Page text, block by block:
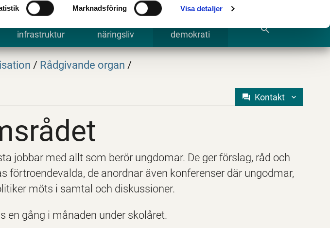
Marknadsföring Visa detaljer
infrastruktur
näringsliv
demokrati
search
/ Rådgivande organ /
Kontakt
jobbar med allt som berör ungdomar. De ger förslag, råd och
förtroendevalda, de anordnar även konferenser där ungodmar,
möts i samtal och diskussioner.
en gång i månaden under skolåret.